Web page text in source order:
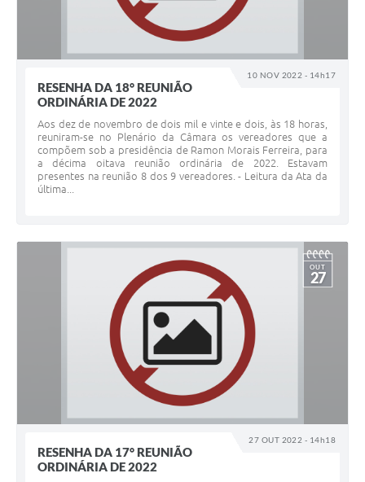
10 NOV 2022 - 14h17
RESENHA DA 18° REUNIÃO
ORDINÁRIA DE 2022
Aos dez de novembro de dois mil e vinte e dois, às 18 horas,
reuniram-se no Plenário da Câmara os vereadores que a
compõem sob a presidência de Ramon Morais Ferreira, para
a décima oitava reunião ordinária de 2022. Estavam
presentes na reunião 8 dos 9 vereadores. - Leitura da Ata da
última...
27 OUT 2022 - 14h18
OUT
27
RESENHA DA 17° REUNIÃO
ORDINÁRIA DE 2022